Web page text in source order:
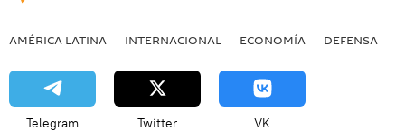
AMÉRICA LATINA INTERNACIONAL ECONOMÍA DEFENSA
Telegram Twitter VK